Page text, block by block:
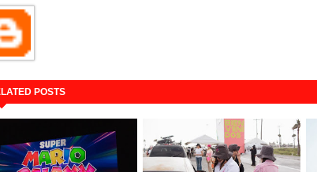
POSTS